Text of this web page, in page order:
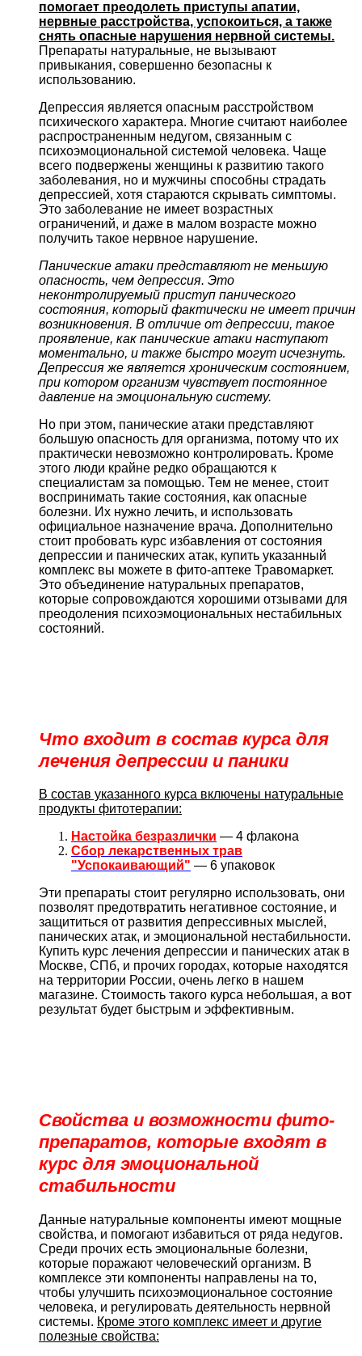
помогает преодолеть приступы апатии,
нервные расстройства, успокоиться, а также
снять опасные нарушения нервной системы.
Препараты натуральные, не вызывают
привыкания, совершенно безопасны к
использованию.
Депрессия является опасным расстройством
психического характера. Многие считают наиболее
распространенным недугом, связанным с
психоэмоциональной системой человека. Чаще
всего подвержены женщины к развитию такого
заболевания, но и мужчины способны страдать
депрессией, хотя стараются скрывать симптомы.
Это заболевание не имеет возрастных
ограничений, и даже в малом возрасте можно
получить такое нервное нарушение.
Панические атаки представляют не меньшую
опасность, чем депрессия. Это
неконтролируемый приступ панического
состояния, который фактически не имеет причин
возникновения. В отличие от депрессии, такое
проявление, как панические атаки наступают
моментально, и также быстро могут исчезнуть.
Депрессия же является хроническим состоянием,
при котором организм чувствует постоянное
давление на эмоциональную систему.
Но при этом, панические атаки представляют
большую опасность для организма, потому что их
практически невозможно контролировать. Кроме
этого люди крайне редко обращаются к
специалистам за помощью. Тем не менее, стоит
воспринимать такие состояния, как опасные
болезни. Их нужно лечить, и использовать
официальное назначение врача. Дополнительно
стоит пробовать курс избавления от состояния
депрессии и панических атак, купить указанный
комплекс вы можете в фито-аптеке Травомаркет.
Это объединение натуральных препаратов,
которые сопровождаются хорошими отзывами для
преодоления психоэмоциональных нестабильных
состояний.
Что входит в состав курса для
лечения депрессии и паники
В состав указанного курса включены натуральные
продукты фитотерапии:
Настойка безразлички — 4 флакона
Сбор лекарственных трав
"Успокаивающий" — 6 упаковок
Эти препараты стоит регулярно использовать, они
позволят предотвратить негативное состояние, и
защититься от развития депрессивных мыслей,
панических атак, и эмоциональной нестабильности.
Купить курс лечения депрессии и панических атак в
Москве, СПб, и прочих городах, которые находятся
на территории России, очень легко в нашем
магазине. Стоимость такого курса небольшая, а вот
результат будет быстрым и эффективным.
Свойства и возможности фито-
препаратов, которые входят в
курс для эмоциональной
стабильности
Данные натуральные компоненты имеют мощные
свойства, и помогают избавиться от ряда недугов.
Среди прочих есть эмоциональные болезни,
которые поражают человеческий организм. В
комплексе эти компоненты направлены на то,
чтобы улучшить психоэмоциональное состояние
человека, и регулировать деятельность нервной
системы. Кроме этого комплекс имеет и другие
полезные свойства: